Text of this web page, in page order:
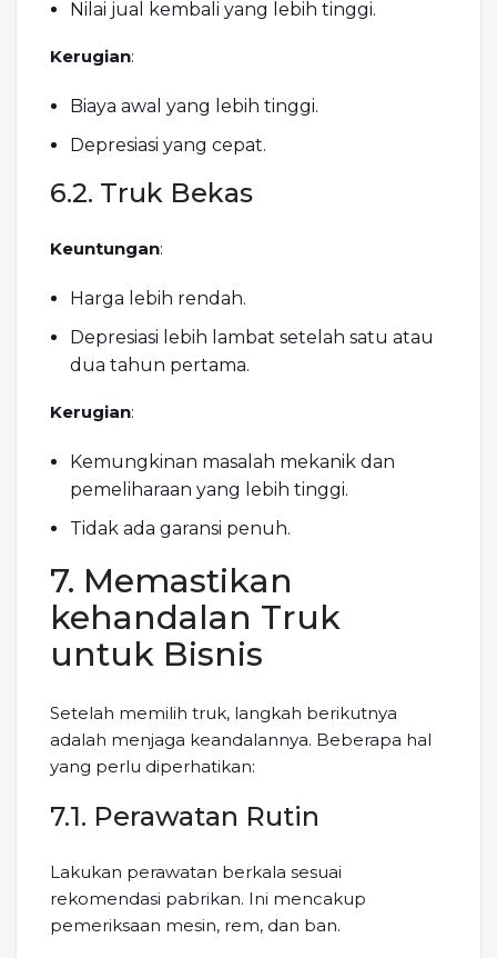
Nilai jual kembali yang lebih tinggi.
Kerugian:
Biaya awal yang lebih tinggi.
Depresiasi yang cepat.
6.2. Truk Bekas
Keuntungan:
Harga lebih rendah.
Depresiasi lebih lambat setelah satu atau
dua tahun pertama.
Kerugian:
Kemungkinan masalah mekanik dan
pemeliharaan yang lebih tinggi.
Tidak ada garansi penuh.
7. Memastikan
kehandalan Truk
untuk Bisnis
Setelah memilih truk, langkah berikutnya
adalah menjaga keandalannya. Beberapa hal
yang perlu diperhatikan:
7.1. Perawatan Rutin
Lakukan perawatan berkala sesuai
rekomendasi pabrikan. Ini mencakup
pemeriksaan mesin, rem, dan ban.